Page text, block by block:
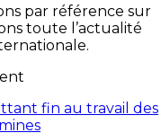
par référence sur
toute l’actualité
fin au travail des